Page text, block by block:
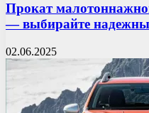
Прокат
— выбирайте
02.06.2025